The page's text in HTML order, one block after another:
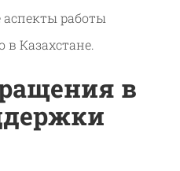
работы
Казахстане.
в